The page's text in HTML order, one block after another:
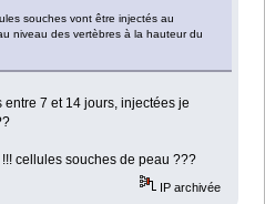
souches vont être injectés au
niveau des vertèbres à la hauteur du
7 et 14 jours, injectées je
cellules souches de peau ???
IP archivée